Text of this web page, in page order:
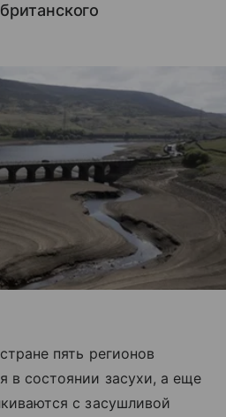
пять регионов
в состоянии засухи, а еще
с засушливой